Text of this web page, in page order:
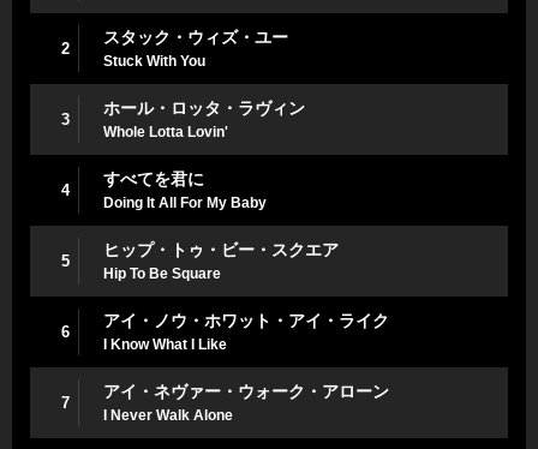
2
スタック・ウィズ・ユー
Stuck With You
3
ホール・ロッタ・ラヴィン
Whole Lotta Lovin'
4
すべてを君に
Doing It All For My Baby
5
ヒップ・トゥ・ビー・スクエア
Hip To Be Square
6
アイ・ノウ・ホワット・アイ・ライク
I Know What I Like
7
アイ・ネヴァー・ウォーク・アローン
I Never Walk Alone